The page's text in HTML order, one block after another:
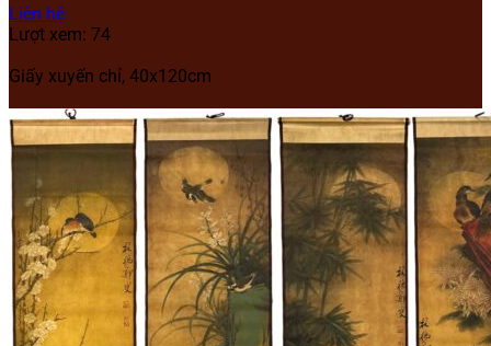
Liên hệ
Lượt xem: 74
Giấy xuyến chỉ, 40x120cm